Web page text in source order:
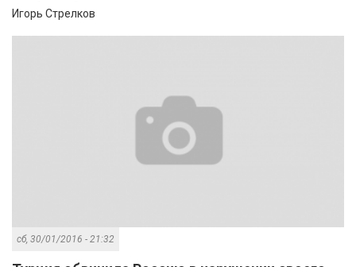
Игорь Стрелков
сб, 30/01/2016 - 21:32